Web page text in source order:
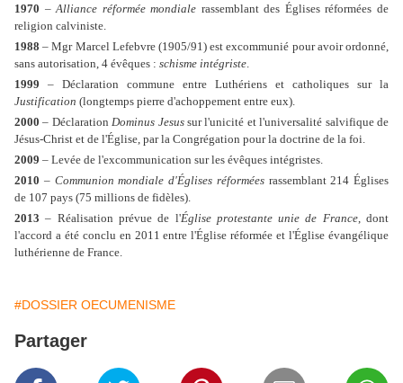
1970 –Alliance réformée mondiale rassemblant des Églises réformées de
religion calviniste.
1988 – Mgr Marcel Lefebvre (1905/91) est excommunié pour avoir ordonné,
sans autorisation, 4 évêques : schisme intégriste.
1999 – Déclaration commune entre Luthériens et catholiques sur la
Justification (longtemps pierre d'achoppement entre eux).
2000 – DéclarationDominus Jesussur l'unicité et l'universalité salvifique de
Jésus-Christ et de l'Église, par la Congrégation pour la doctrine de la foi.
2009 – Levée de l'excommunication sur les évêques intégristes.
2010 – Communion mondiale d'Églises réforméesrassemblant 214 Églises
de 107 pays (75 millions de fidèles).
2013 – Réalisation prévue de l'Église protestante unie de France, dont
l'accord a été conclu en 2011 entre l'Église réformée et l'Église évangélique
luthérienne de France.
#DOSSIER OECUMENISME
Partager